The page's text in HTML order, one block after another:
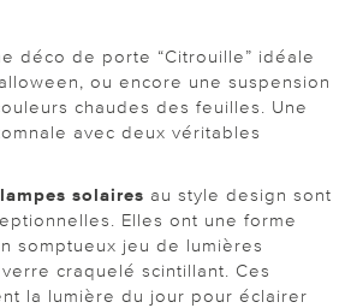
déco de porte “Citrouille” idéale
ou encore une suspension
chaudes des feuilles. Une
avec deux véritables
lampes solaires au style design sont
Elles ont une forme
somptueux jeu de lumières
craquelé scintillant. Ces
la lumière du jour pour éclairer